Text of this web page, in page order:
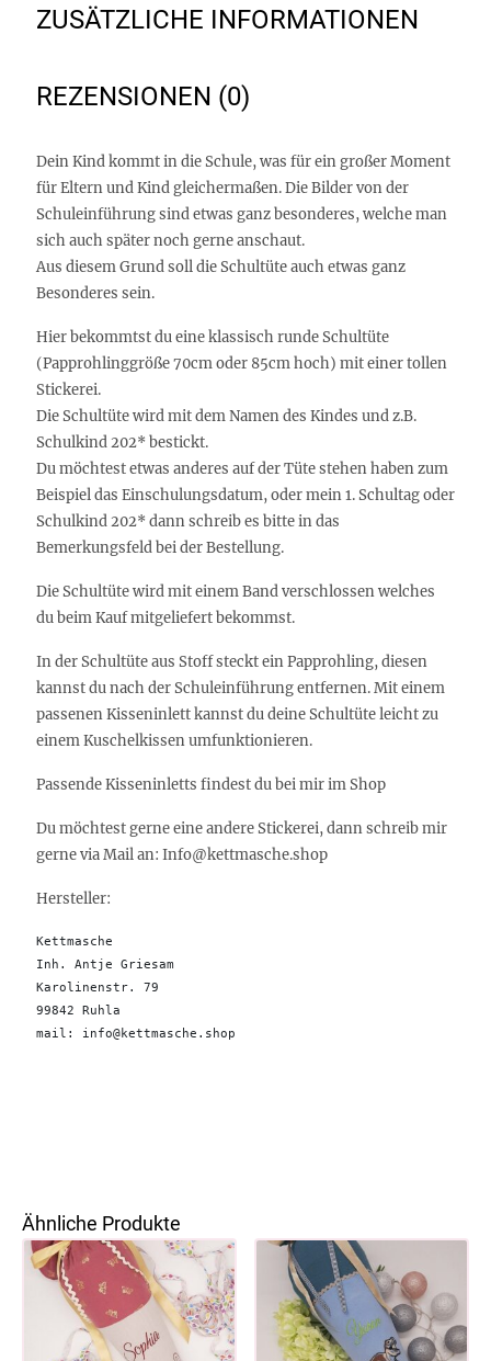
ZUSÄTZLICHE INFORMATIONEN
REZENSIONEN (0)
Dein Kind kommt in die Schule, was für ein großer Moment
für Eltern und Kind gleichermaßen. Die Bilder von der
Schuleinführung sind etwas ganz besonderes, welche man
sich auch später noch gerne anschaut.
Aus diesem Grund soll die Schultüte auch etwas ganz
Besonderes sein.
Hier bekommtst du eine klassisch runde Schultüte
(Papprohlinggröße 70cm oder 85cm hoch) mit einer tollen
Stickerei.
Die Schultüte wird mit dem Namen des Kindes und z.B.
Schulkind 202* bestickt.
Du möchtest etwas anderes auf der Tüte stehen haben zum
Beispiel das Einschulungsdatum, oder mein 1. Schultag oder
Schulkind 202* dann schreib es bitte in das
Bemerkungsfeld bei der Bestellung.
Die Schultüte wird mit einem Band verschlossen welches
du beim Kauf mitgeliefert bekommst.
In der Schultüte aus Stoff steckt ein Papprohling, diesen
kannst du nach der Schuleinführung entfernen. Mit einem
passenen Kisseninlett kannst du deine Schultüte leicht zu
einem Kuschelkissen umfunktionieren.
Passende Kisseninletts findest du bei mir im Shop
Du möchtest gerne eine andere Stickerei, dann schreib mir
gerne via Mail an: Info@kettmasche.shop
Hersteller:
Kettmasche
Inh. Antje Griesam
Karolinenstr. 79
99842 Ruhla
mail: info@kettmasche.shop
Ähnliche Produkte